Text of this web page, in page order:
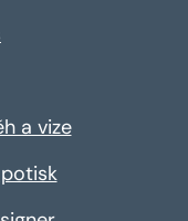
a vize